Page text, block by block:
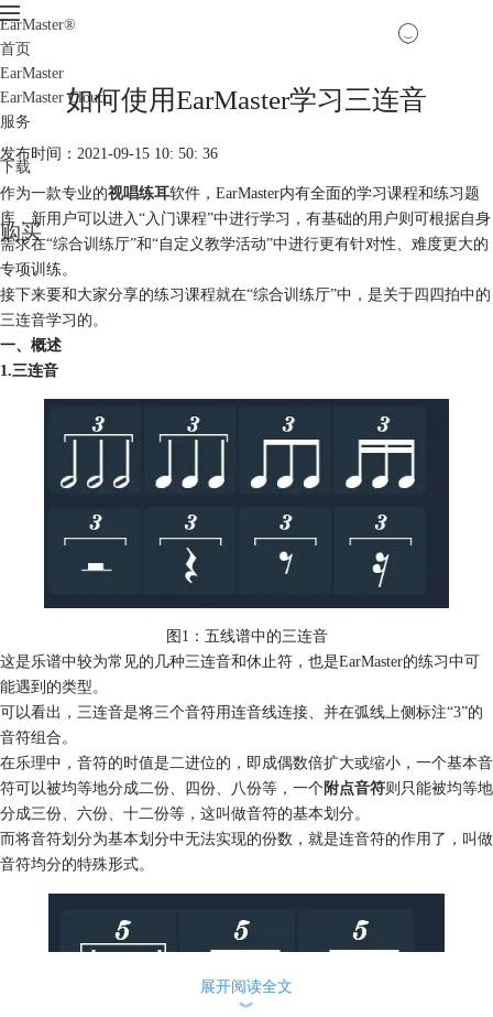
EarMaster®
首页
EarMaster
EarMaster Cloud
服务
下载
购买
如何使用EarMaster学习三连音
发布时间：2021-09-15 10: 50: 36
作为一款专业的视唱练耳软件，EarMaster内有全面的学习课程和练习题
库，新用户可以进入“入门课程”中进行学习，有基础的用户则可根据自身
需求在“综合训练厅”和“自定义教学活动”中进行更有针对性、难度更大的
专项训练。
接下来要和大家分享的练习课程就在“综合训练厅”中，是关于四四拍中的
三连音学习的。
一、概述
1.三连音
图1：五线谱中的三连音
这是乐谱中较为常见的几种三连音和休止符，也是EarMaster的练习中可
能遇到的类型。
可以看出，三连音是将三个音符用连音线连接、并在弧线上侧标注“3”的
音符组合。
在乐理中，音符的时值是二进位的，即成偶数倍扩大或缩小，一个基本音
符可以被均等地分成二份、四份、八份等，一个附点音符则只能被均等地
分成三份、六份、十二份等，这叫做音符的基本划分。
而将音符划分为基本划分中无法实现的份数，就是连音符的作用了，叫做
音符均分的特殊形式。
展开阅读全文
︾